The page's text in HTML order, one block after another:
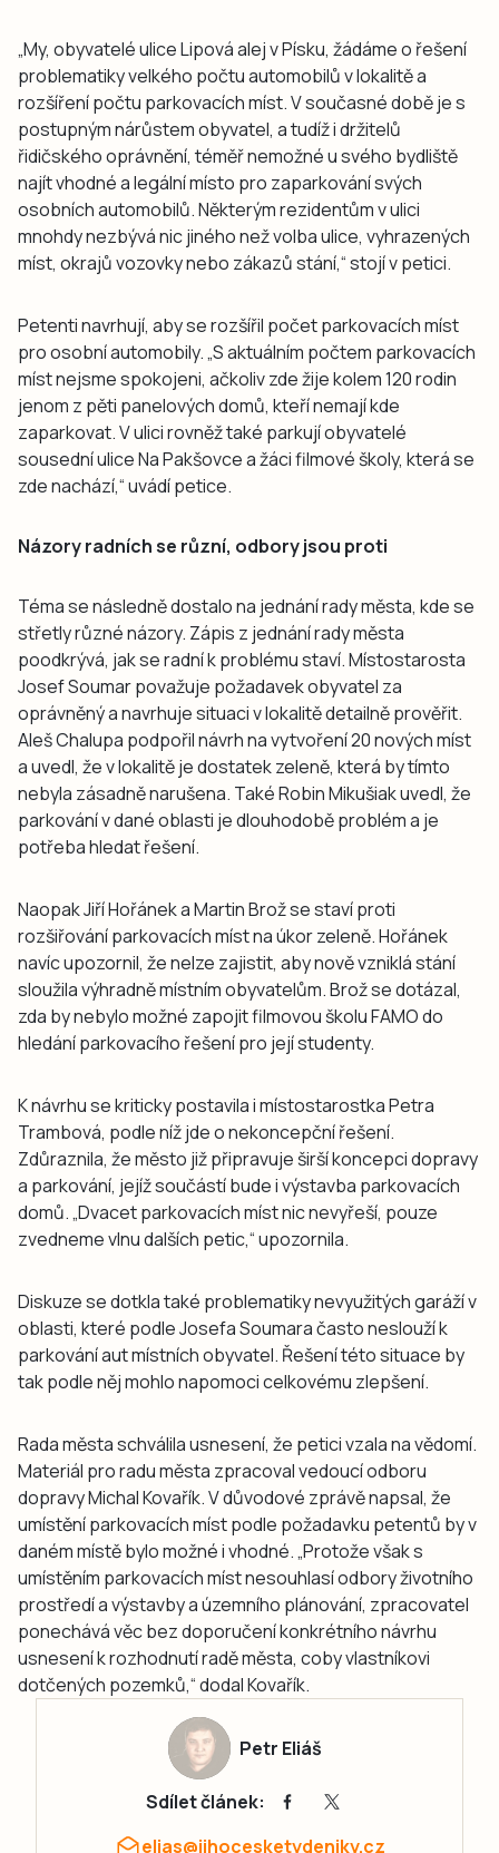
„My, obyvatelé ulice Lipová alej v Písku, žádáme o řešení
problematiky velkého počtu automobilů v lokalitě a
rozšíření počtu parkovacích míst. V současné době je s
postupným nárůstem obyvatel, a tudíž i držitelů
řidičského oprávnění, téměř nemožné u svého bydliště
najít vhodné a legální místo pro zaparkování svých
osobních automobilů. Některým rezidentům v ulici
mnohdy nezbývá nic jiného než volba ulice, vyhrazených
míst, okrajů vozovky nebo zákazů stání,“ stojí v petici.
Petenti navrhují, aby se rozšířil počet parkovacích míst
pro osobní automobily. „S aktuálním počtem parkovacích
míst nejsme spokojeni, ačkoliv zde žije kolem 120 rodin
jenom z pěti panelových domů, kteří nemají kde
zaparkovat. V ulici rovněž také parkují obyvatelé
sousední ulice Na Pakšovce a žáci filmové školy, která se
zde nachází,“ uvádí petice.
Názory radních se různí, odbory jsou proti
Téma se následně dostalo na jednání rady města, kde se
střetly různé názory. Zápis z jednání rady města
poodkrývá, jak se radní k problému staví. Místostarosta
Josef Soumar považuje požadavek obyvatel za
oprávněný a navrhuje situaci v lokalitě detailně prověřit.
Aleš Chalupa podpořil návrh na vytvoření 20 nových míst
a uvedl, že v lokalitě je dostatek zeleně, která by tímto
nebyla zásadně narušena. Také Robin Mikušiak uvedl, že
parkování v dané oblasti je dlouhodobě problém a je
potřeba hledat řešení.
Naopak Jiří Hořánek a Martin Brož se staví proti
rozšiřování parkovacích míst na úkor zeleně. Hořánek
navíc upozornil, že nelze zajistit, aby nově vzniklá stání
sloužila výhradně místním obyvatelům. Brož se dotázal,
zda by nebylo možné zapojit filmovou školu FAMO do
hledání parkovacího řešení pro její studenty.
K návrhu se kriticky postavila i místostarostka Petra
Trambová, podle níž jde o nekoncepční řešení.
Zdůraznila, že město již připravuje širší koncepci dopravy
a parkování, jejíž součástí bude i výstavba parkovacích
domů. „Dvacet parkovacích míst nic nevyřeší, pouze
zvedneme vlnu dalších petic,“ upozornila.
Diskuze se dotkla také problematiky nevyužitých garáží v
oblasti, které podle Josefa Soumara často neslouží k
parkování aut místních obyvatel. Řešení této situace by
tak podle něj mohlo napomoci celkovému zlepšení.
Rada města schválila usnesení, že petici vzala na vědomí.
Materiál pro radu města zpracoval vedoucí odboru
dopravy Michal Kovařík. V důvodové zprávě napsal, že
umístění parkovacích míst podle požadavku petentů by v
daném místě bylo možné i vhodné. „Protože však s
umístěním parkovacích míst nesouhlasí odbory životního
prostředí a výstavby a územního plánování, zpracovatel
ponechává věc bez doporučení konkrétního návrhu
usnesení k rozhodnutí radě města, coby vlastníkovi
dotčených pozemků,“ dodal Kovařík.
Petr Eliáš
Sdílet článek:
elias@jihocesketydeniky.cz